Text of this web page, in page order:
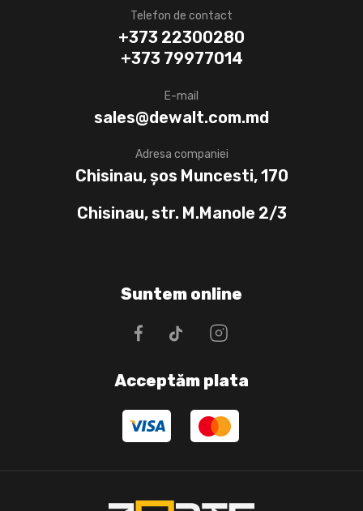
Telefon de contact
+373 22300280
+373 79977014
E-mail
sales@dewalt.com.md
Adresa companiei
Chisinau, șos Muncesti, 170
Chisinau, str. M.Manole 2/3
Suntem online
Acceptăm plata